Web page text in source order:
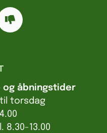
og åbningstider
torsdag
8.30-13.00